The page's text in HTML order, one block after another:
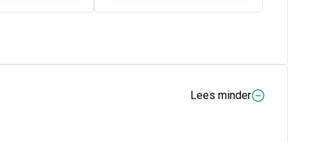
Lees minder